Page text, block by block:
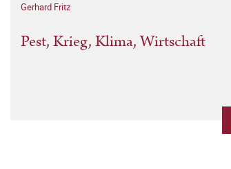
Gerhard Fritz
Pest, Krieg, Klima, Wirtschaft